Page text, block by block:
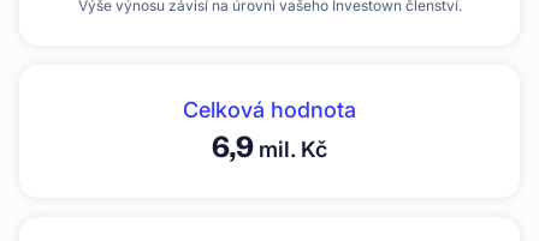
Výše výnosu závisí na úrovni vašeho Investown členství.
Celková hodnota
6,9 mil. Kč